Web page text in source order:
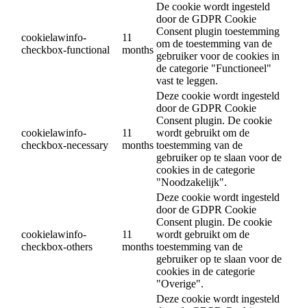
cookielawinfo-
checkbox-functional
11
months
De cookie wordt ingesteld
door de GDPR Cookie
Consent plugin toestemming
om de toestemming van de
gebruiker voor de cookies in
de categorie "Functioneel"
vast te leggen.
cookielawinfo-
checkbox-necessary
11
months
Deze cookie wordt ingesteld
door de GDPR Cookie
Consent plugin. De cookie
wordt gebruikt om de
toestemming van de
gebruiker op te slaan voor de
cookies in de categorie
"Noodzakelijk".
cookielawinfo-
checkbox-others
11
months
Deze cookie wordt ingesteld
door de GDPR Cookie
Consent plugin. De cookie
wordt gebruikt om de
toestemming van de
gebruiker op te slaan voor de
cookies in de categorie
"Overige".
Deze cookie wordt ingesteld